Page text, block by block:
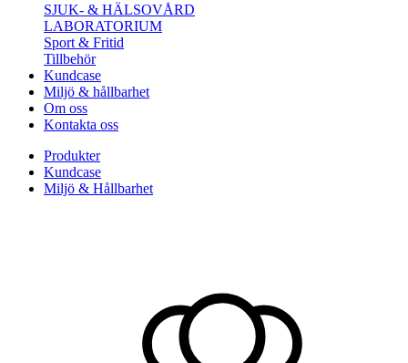
SJUK- & HÄLSOVÅRD
LABORATORIUM
Sport & Fritid
Tillbehör
Kundcase
Miljö & hållbarhet
Om oss
Kontakta oss
Produkter
Kundcase
Miljö & Hållbarhet